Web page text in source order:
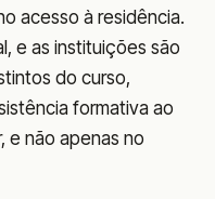
acesso à residência.
e as instituições são
do curso,
formativa ao
e não apenas no